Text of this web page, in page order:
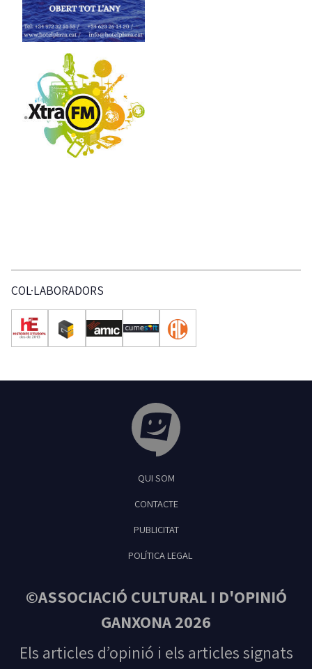
COL·LABORADORS
Feliu de Guíxols
QUI SOM
CONTACTE
PUBLICITAT
POLÍTICA LEGAL
©ASSOCIACIÓ CULTURAL I D'OPINIÓ
GANXONA 2026
Els articles d’opinió i els articles signats